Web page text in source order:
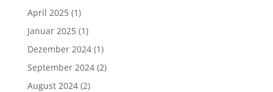
April 2025(1)
Januar 2025(1)
Dezember 2024(1)
September 2024(2)
August 2024(2)